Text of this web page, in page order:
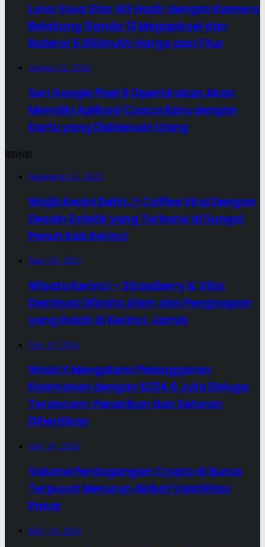
Lava Yuva Star 4G Hadir dengan Kamera
Belakang Ganda 13 Megapiksel dan
Baterai 5.000mAh: Harga dan Fitur
August 12, 2024
Seri Google Pixel 9 Diperkirakan Akan
Memiliki Aplikasi Cuaca Baru dengan
Kartu yang Dididesain Ulang
BISNIS
September 11, 2025
Wajib Kesini Dehh..!! Caffee Viral Dengan
Desain Estetik yang Terbarui di Sungai
Penuh Kab Kerinci
June 10, 2025
Wisata Kerinci – Strawberry & Villa:
Destinasi Wisata Alam dan Penginapan
yang Indah di Kerinci, Jambi
July 19, 2024
WazirX Mengalami Pelanggaran
Keamanan dengan $234,9 Juta Diduga
Terancam; Penarikan dan Setoran
Dihentikan
July 19, 2024
Volume Perdagangan Crypto di Bursa
Terpusat Menurun Akibat Volatilitas
Pasar
May 14, 2024